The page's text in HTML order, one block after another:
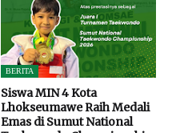
BERITA
Siswa MIN 4 Kota
Lhokseumawe Raih Medali
Emas di Sumut National